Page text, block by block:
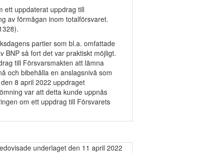
ett uppdaterat uppdrag till
av förmågan inom totalförsvaret.
partier som bl.a. omfattade
BNP så fort det var praktiskt möjligt.
till Försvarsmakten att lämna
och bibehålla en anslagsnivå som
8 april 2022 uppdraget
var att detta kunde uppnås
om ett uppdrag till Försvarets
underlaget den 11 april 2022